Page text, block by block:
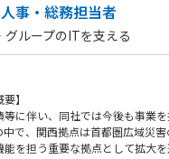
定義とプロジェクトマネジメン
ーや要件定義などをPRDに落と
ザイナーと協働し、アジャイル
タ分析
測定、ユーザー行動ログや調査
改善を推進します。
ニケーションに抵抗がない方（
の連携を強化していきます）
向け事業に関するユーザー像・ド
チ・インタビューの実施および開
した経験
ル（SQL / Mixpanel / Tableau等
併せ持つ方
事・総務担当者
グループのITを支える
】
等に伴い、同社では今後も事業
中で、関西拠点は首都圏広域災
を担う重要な拠点として拡大を